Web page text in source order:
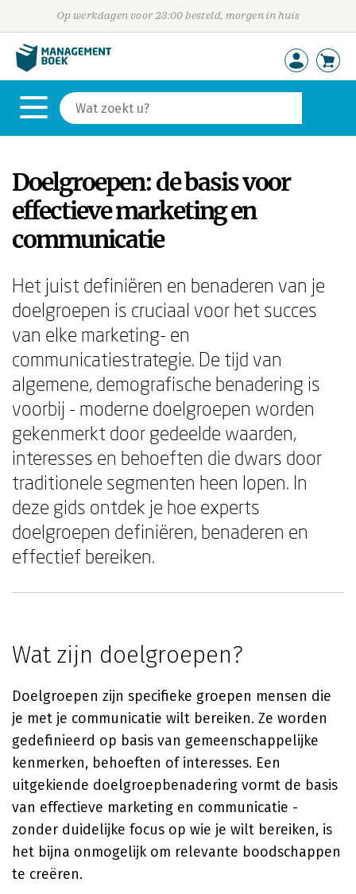
Op werkdagen voor 23:00 besteld, morgen in huis
Doelgroepen: de basis voor
effectieve marketing en
communicatie
Het juist definiëren en benaderen van je
doelgroepen is cruciaal voor het succes
van elke marketing- en
communicatiestrategie. De tijd van
algemene, demografische benadering is
voorbij - moderne doelgroepen worden
gekenmerkt door gedeelde waarden,
interesses en behoeften die dwars door
traditionele segmenten heen lopen. In
deze gids ontdek je hoe experts
doelgroepen definiëren, benaderen en
effectief bereiken.
Wat zijn doelgroepen?
Doelgroepen zijn specifieke groepen mensen die
je met je communicatie wilt bereiken. Ze worden
gedefinieerd op basis van gemeenschappelijke
kenmerken, behoeften of interesses. Een
uitgekiende doelgroepbenadering vormt de basis
van effectieve marketing en communicatie -
zonder duidelijke focus op wie je wilt bereiken, is
het bijna onmogelijk om relevante boodschappen
te creëren.